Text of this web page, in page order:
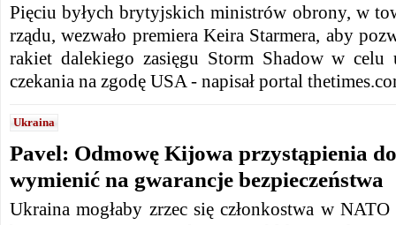
Pięciu byłych brytyjskich ministrów obrony, w
rządu, wezwało premiera Keira Starmera, aby
rakiet dalekiego zasięgu Storm Shadow w celu
czekania na zgodę USA - napisał portal
Ukraina
Pavel: Odmowę Kijowa przystąpienia
wymienić na gwarancje bezpieczeństwa
Ukraina mogłaby zrzec się członkostwa w